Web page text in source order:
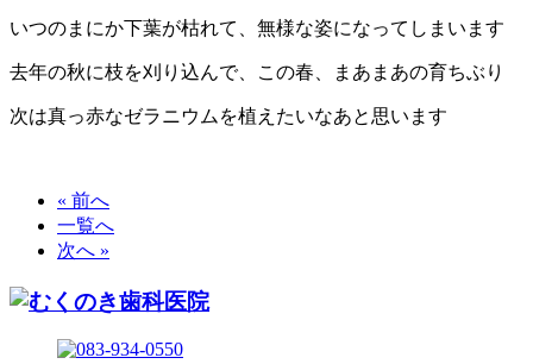
いつのまにか下葉が枯れて、無様な姿になってしまいます
去年の秋に枝を刈り込んで、この春、まあまあの育ちぶり
次は真っ赤なゼラニウムを植えたいなあと思います
« 前へ
一覧へ
次へ »